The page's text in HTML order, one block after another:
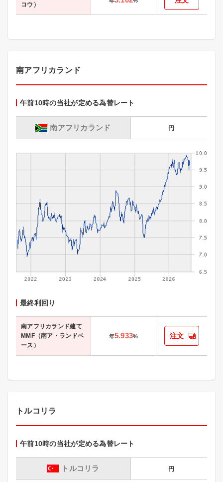
コウ）
南アフリカランド
午前10時の当社が定める為替レート
南アフリカランド 円
最終利回り
南アフリカランド建て
MMF（南ア・ランドベ
ース）
年5.933% 注文
トルコリラ
午前10時の当社が定める為替レート
トルコリラ 円